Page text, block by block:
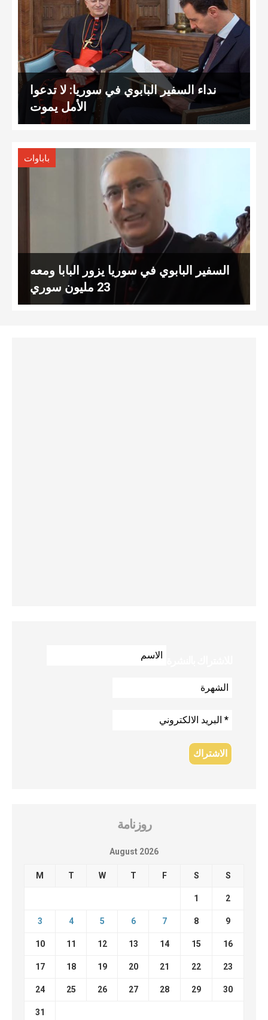
نداء السفير البابوي في سوريا: لا تدعوا
الأمل يموت
باباوات
السفير البابوي في سوريا يزور البابا ومعه
23 مليون سوري
روزنامة
August 2026
M T W T F S S
1 2
3 4 5 6 7 8 9
10 11 12 13 14 15 16
17 18 19 20 21 22 23
24 25 26 27 28 29 30
31